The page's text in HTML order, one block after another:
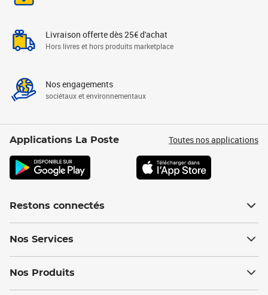
Livraison offerte dès 25€ d'achat
Hors livres et hors produits marketplace
Nos engagements
sociétaux et environnementaux
Applications La Poste Toutes nos applications
Restons connectés
Nos Services
Nos Produits